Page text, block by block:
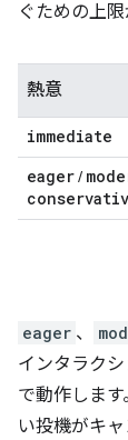
ぐための上限
熱意
immediate
eager/
eager 、
インタラクシ
で動作しま
い投機がキ